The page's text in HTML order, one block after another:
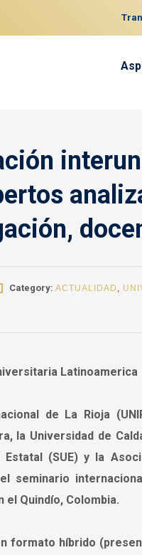
Category: ACTUALIDAD ,
de La Rioja
la Universidad de
(SUE) y la
seminario
el Quindío, Colombia.
formato híbrido